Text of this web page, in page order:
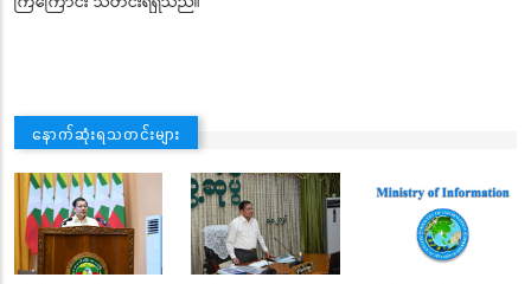
နောက်ဆုံးရသတင်းများ